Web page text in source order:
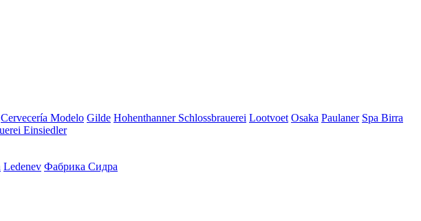
Cervecería Modelo Gilde Hohenthanner Schlossbrauerei Lootvoet Osaka Paulaner Spa Birra
Einsiedler
Ledenev Фабрика Сидра